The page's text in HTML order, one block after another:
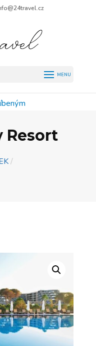
Resort
/